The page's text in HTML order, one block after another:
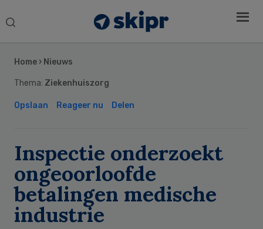
Search
Home › Nieuws
Thema: Ziekenhuiszorg
Opslaan Reageer nu Delen
Inspectie onderzoekt
ongeoorloofde
betalingen medische
industrie
Sidebar